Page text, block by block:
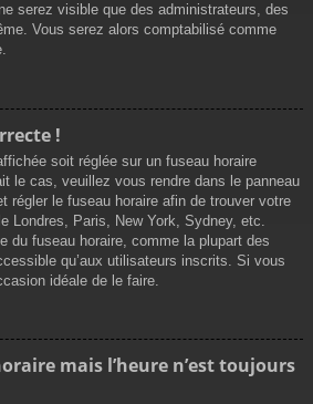
serez visible que des administrateurs, des
Vous serez alors comptabilisé comme
!
soit réglée sur un fuseau horaire
le cas, veuillez vous rendre dans le panneau
régler le fuseau horaire afin de trouver votre
Londres, Paris, New York, Sydney, etc.
du fuseau horaire, comme la plupart des
qu’aux utilisateurs inscrits. Si vous
idéale de le faire.
mais l’heure n’est toujours